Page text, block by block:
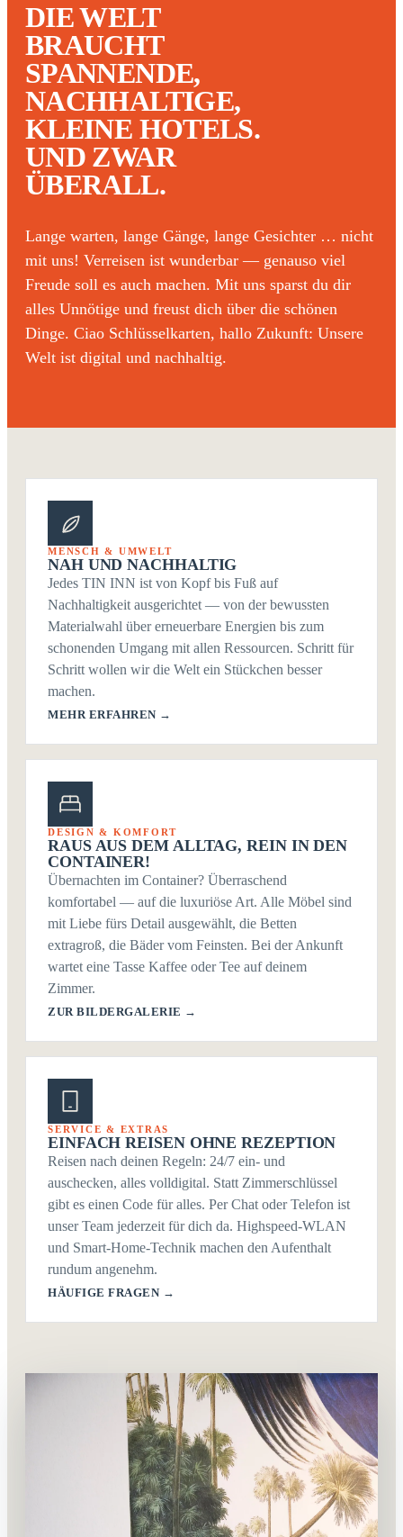
DIE WELT
BRAUCHT
SPANNENDE,
NACHHALTIGE,
KLEINE HOTELS.
UND ZWAR
ÜBERALL.
Lange warten, lange Gänge, lange Gesichter … nicht
mit uns! Verreisen ist wunderbar — genauso viel
Freude soll es auch machen. Mit uns sparst du dir
alles Unnötige und freust dich über die schönen
Dinge. Ciao Schlüsselkarten, hallo Zukunft: Unsere
Welt ist digital und nachhaltig.
MENSCH & UMWELT
NAH UND NACHHALTIG
Jedes TIN INN ist von Kopf bis Fuß auf
Nachhaltigkeit ausgerichtet — von der bewussten
Materialwahl über erneuerbare Energien bis zum
schonenden Umgang mit allen Ressourcen. Schritt für
Schritt wollen wir die Welt ein Stückchen besser
machen.
MEHR ERFAHREN →
DESIGN & KOMFORT
RAUS AUS DEM ALLTAG, REIN IN DEN
CONTAINER!
Übernachten im Container? Überraschend
komfortabel — auf die luxuriöse Art. Alle Möbel sind
mit Liebe fürs Detail ausgewählt, die Betten
extragroß, die Bäder vom Feinsten. Bei der Ankunft
wartet eine Tasse Kaffee oder Tee auf deinem
Zimmer.
ZUR BILDERGALERIE →
SERVICE & EXTRAS
EINFACH REISEN OHNE REZEPTION
Reisen nach deinen Regeln: 24/7 ein- und
auschecken, alles volldigital. Statt Zimmerschlüssel
gibt es einen Code für alles. Per Chat oder Telefon ist
unser Team jederzeit für dich da. Highspeed-WLAN
und Smart-Home-Technik machen den Aufenthalt
rundum angenehm.
HÄUFIGE FRAGEN →